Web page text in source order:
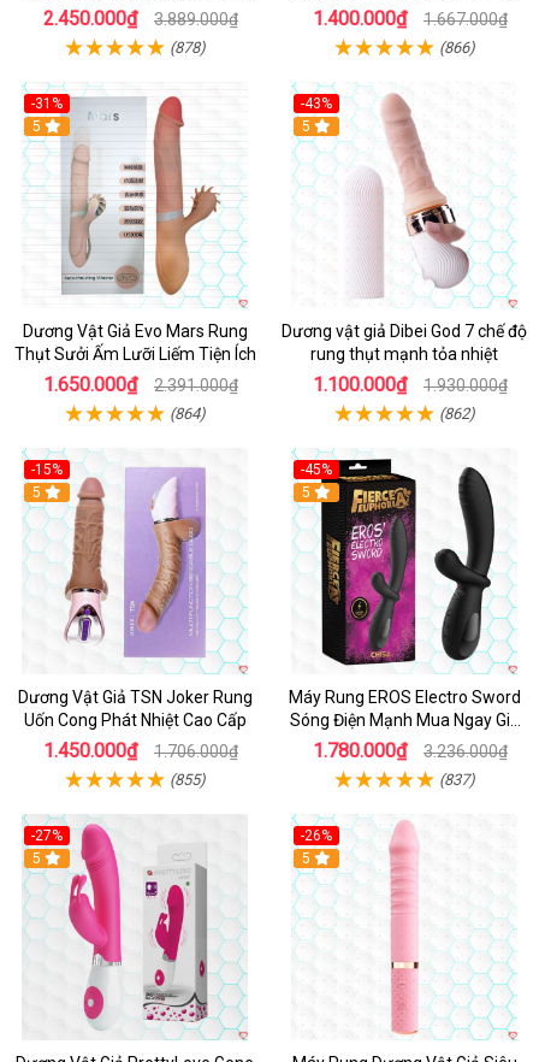
Hưởng
2.450.000₫ 3.889.000₫
(878)
cấp
1.400.000₫ 1.667.000₫
(866)
-31%
5
Dương Vật Giả Evo Mars Rung
Thụt Sưởi Ấm Lưỡi Liếm Tiện Ích
1.650.000₫ 2.391.000₫
(864)
-43%
Hot
5
Dương vật giả Dibei God 7 chế độ
rung thụt mạnh tỏa nhiệt
1.100.000₫ 1.930.000₫
(862)
-15%
5
Dương Vật Giả TSN Joker Rung
Uốn Cong Phát Nhiệt Cao Cấp
1.450.000₫ 1.706.000₫
(855)
-45%
5
Máy Rung EROS Electro Sword
Sóng Điện Mạnh Mua Ngay Giá
Tốt
1.780.000₫ 3.236.000₫
(837)
-27%
Hot
5
-26%
Hot
5